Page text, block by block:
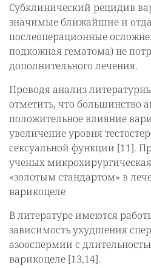
Субклинический рецидив
значимые ближайшие и
послеоперационные
подкожная гематома) не
дополнительного лечения.
Проводя анализ
отметить, что большинство
положительное влияние
увеличение уровня
сексуальной функции [11].
ученых
«золотым стандартом» в
варикоцеле
В литературе имеются
зависимость ухудшения
азооспермии с
варикоцеле [13,14].